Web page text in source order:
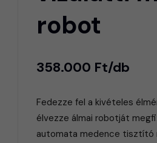
robot
358.000 Ft/db
Fedezze fel a kivételes
élvezze álmai robotját
automata medence tisztító